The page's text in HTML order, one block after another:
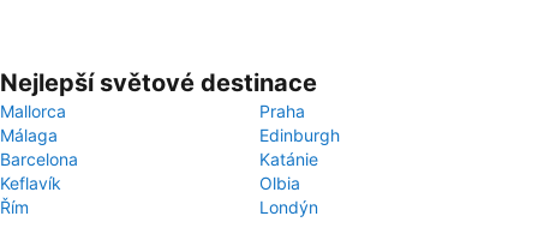
Nejlepší světové destinace
Mallorca
Praha
Málaga
Edinburgh
Barcelona
Katánie
Keflavík
Olbia
Řím
Londýn